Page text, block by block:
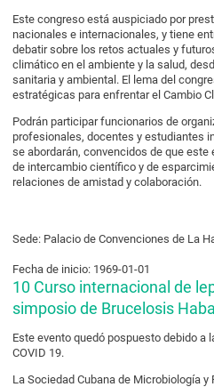
Este congreso está auspiciado por
nacionales e internacionales, y tiene
debatir sobre los retos actuales y
climático en el ambiente y la salud,
sanitaria y ambiental. El lema del
estratégicas para enfrentar el Cambio
Podrán participar funcionarios de
profesionales, docentes y estudiantes
se abordarán, convencidos de que
de intercambio científico y de
relaciones de amistad y colaboración.
Sede: Palacio de Convenciones de La
Fecha de inicio: 1969-01-01
10 Curso internacional de
simposio de Brucelosis
Este evento quedó pospuesto debido a
COVID 19.
La Sociedad Cubana de Microbiología